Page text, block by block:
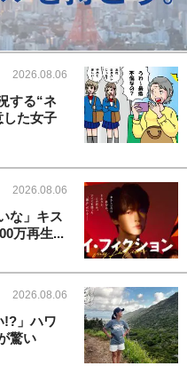
2026.08.06
する“ネ
した女子
2026.08.06
な」キス
万再生...
2026.08.06
!?」ハワ
驚い